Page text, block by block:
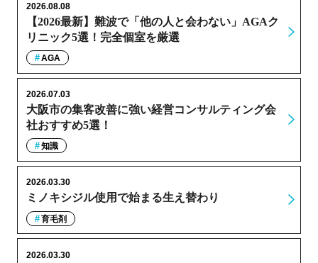
【2026最新】難波で「他の人と会わない」AGAク
リニック5選！完全個室を厳選
2026.08.08
AGA
大阪市の集客改善に強い経営コンサルティング会
社おすすめ5選！
2026.07.03
知識
ミノキシジル使用で始まる生え替わり
2026.03.30
育毛剤
2026.03.30